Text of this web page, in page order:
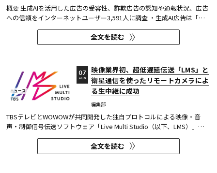
概要 生成AIを活用した広告の受容性、詐欺広告の認知や通報状況、広告
への信頼をインターネットユーザー3,591人に調査 ・生成AI広告は「条
件が整えば活用してよい」が52.0%。AI活用の明示や権利処理など、透
明性への配慮が受容の前提になる。 ・詐欺広告は各タイプとも70％の認
知があり、過去1年以内の接触経験は10～20％台。一方、通報経...
全文を読む
ニュース
TBS
映像業界初、超低遅延伝送「LMS」と
衛星通信を使ったリモートカメラによ
る生中継に成功
編集部
07
AUG
TBSテレビとWOWOWが共同開発した独自プロトコルによる映像・音
声・制御信号伝送ソフトウェア「Live Multi Studio（以下、LMS）」
が、JCOM株式会社（以下、J:COM）の生中継の特別番組に採用され
た。2026年6月16日にJ:COMが放送した『北海道神宮例祭 神輿渡御』に
おいて、J:COMチャンネル（※1）、地域情報アプリ「ど・ろーかる」
全文を読む